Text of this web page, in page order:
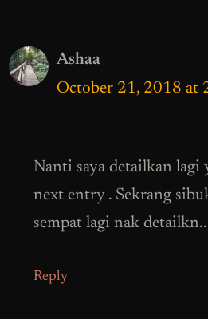
Ashaa
October 21, 2018 at
Nanti saya detailkan lagi
next entry . Sekrang
sempat lagi nak detailkn..
Reply